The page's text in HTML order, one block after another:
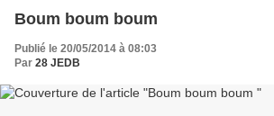
Boum boum boum
Publié le 20/05/2014 à 08:03
Par 28 JEDB